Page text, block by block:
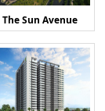
The Sun Avenue